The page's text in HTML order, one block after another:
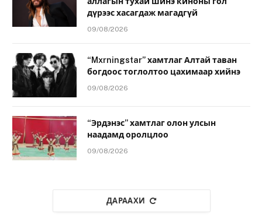
дүрээс хасагдаж магадгүй
09/08/2026
“Mxrningstar” хамтлаг Алтай таван
богдоос тоглолтоо цахимаар хийнэ
09/08/2026
“Эрдэнэс” хамтлаг олон улсын
наадамд оролцлоо
09/08/2026
ДАРААХИ